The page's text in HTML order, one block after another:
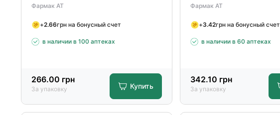
Фармак АТ
+2.66грн на бонусный счет
в наличии в 100 аптеках
266.00 грн
За упаковку Купить
Фармак АТ
+3.42грн на бонусный счет
в наличии в 60 аптеках
342.10 грн
За упаковку